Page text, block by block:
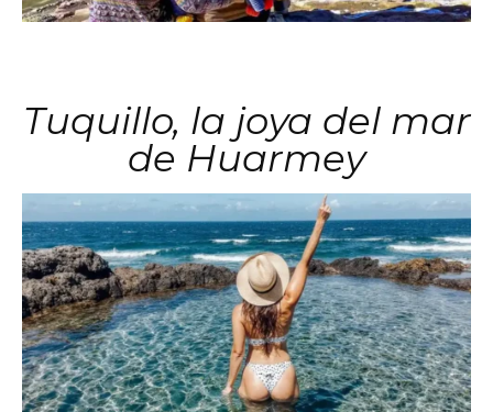
Tuquillo, la joya del mar
de Huarmey